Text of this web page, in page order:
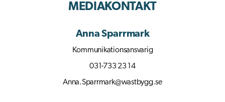
MEDIAKONTAKT
Anna Sparrmark
Kommunikationsansvarig
031-733 23 14
Anna.Sparrmark@wastbygg.se